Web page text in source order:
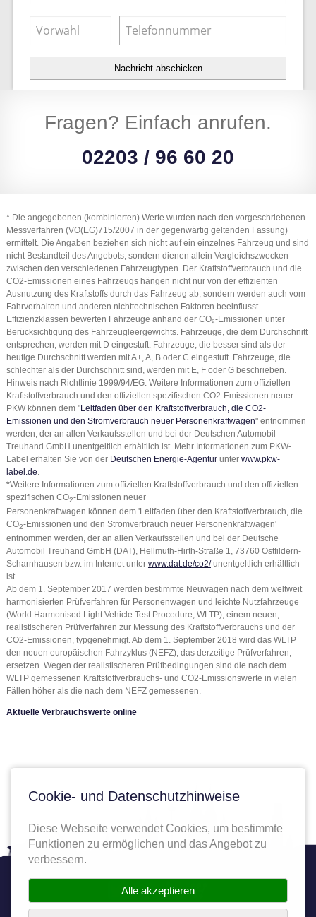
Nachricht abschicken
Fragen? Einfach anrufen.
02203 / 96 60 20
* Die angegebenen (kombinierten) Werte wurden nach den vorgeschriebenen
Messverfahren (VO(EG)715/2007 in der gegenwärtig geltenden Fassung)
ermittelt. Die Angaben beziehen sich nicht auf ein einzelnes Fahrzeug und sind
nicht Bestandteil des Angebots, sondern dienen allein Vergleichszwecken
zwischen den verschiedenen Fahrzeugtypen. Der Kraftstoffverbrauch und die
CO2-Emissionen eines Fahrzeugs hängen nicht nur von der effizienten
Ausnutzung des Kraftstoffs durch das Fahrzeug ab, sondern werden auch vom
Fahrverhalten und anderen nichttechnischen Faktoren beeinflusst.
Effizienzklassen bewerten Fahrzeuge anhand der CO₂-Emissionen unter
Berücksichtigung des Fahrzeugleergewichts. Fahrzeuge, die dem Durchschnitt
entsprechen, werden mit D eingestuft. Fahrzeuge, die besser sind als der
heutige Durchschnitt werden mit A+, A, B oder C eingestuft. Fahrzeuge, die
schlechter als der Durchschnitt sind, werden mit E, F oder G beschrieben.
Hinweis nach Richtlinie 1999/94/EG: Weitere Informationen zum offiziellen
Kraftstoffverbrauch und den offiziellen spezifischen CO2-Emissionen neuer
PKW können dem "Leitfaden über den Kraftstoffverbrauch, die CO2-
Emissionen und den Stromverbrauch neuer Personenkraftwagen" entnommen
werden, der an allen Verkaufsstellen und bei der Deutschen Automobil
Treuhand GmbH unentgeltlich erhältlich ist. Mehr Informationen zum PKW-
Label erhalten Sie von der Deutschen Energie-Agenturunter www.pkw-
label.de
*Weitere Informationen zum offiziellen Kraftstoffverbrauch und den offiziellen
spezifischen CO2-Emissionen neuer
Personenkraftwagen können dem 'Leitfaden über den Kraftstoffverbrauch, die
CO2-Emissionen und den Stromverbrauch neuer Personenkraftwagen'
entnommen werden, der an allen Verkaufsstellen und bei der Deutsche
Automobil Treuhand GmbH (DAT), Hellmuth-Hirth-Straße 1, 73760 Ostfildern-
Scharnhausen bzw. im Internet unter www.dat.de/co2/unentgeltlich erhältlich
ist.
Ab dem 1. September 2017 werden bestimmte Neuwagen nach dem weltweit
harmonisierten Prüfverfahren für Personenwagen und leichte Nutzfahrzeuge
(World Harmonised Light Vehicle Test Procedure, WLTP), einem neuen,
realistischeren Prüfverfahren zur Messung des Kraftstoffverbrauchs und der
CO2-Emissionen, typgenehmigt. Ab dem 1. September 2018 wird das WLTP
den neuen europäischen Fahrzyklus (NEFZ), das derzeitige Prüfverfahren,
ersetzen. Wegen der realistischeren Prüfbedingungen sind die nach dem
WLTP gemessenen Kraftstoffverbrauchs- und CO2-Emissionswerte in vielen
Fällen höher als die nach dem NEFZ gemessenen.
Aktuelle Verbrauchswerte online
TwitterFacebook
Cookie- und Datenschutzhinweise
Diese Webseite verwendet Cookies, um bestimmte
Funktionen zu ermöglichen und das Angebot zu
verbessern.
Alle akzeptieren